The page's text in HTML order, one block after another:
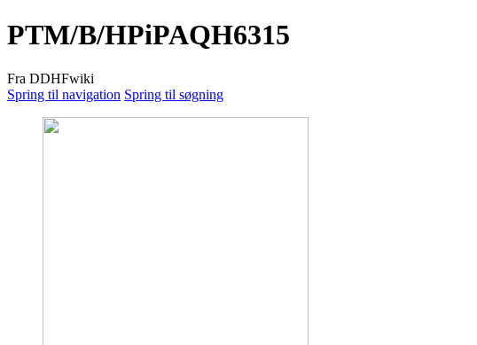
PTM/B/HPiPAQH6315
Fra DDHFwiki
Spring til navigation Spring til søgning